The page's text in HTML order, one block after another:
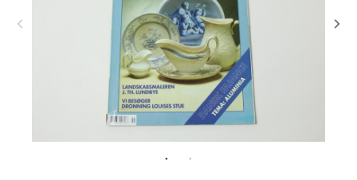
下記の期間につきまして夏季休業とさせていただきます。 期間中は
ただけますが、ご対応が8月17日以降にさせていただく場合がござい
かけ致しますが、何卒ご了承くださいますよう お願い申し上げます
平成29年8月11日（金）－ 8月16日（水）